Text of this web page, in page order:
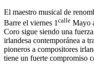
German
Greek
Estonian
French
Hungarian
El maestro musical de
Barre el viernes 1 calle Mayo
Coro sigue siendo una
irlandesa contemporánea a
pioneros a compositores
tiene un fuerte compromiso